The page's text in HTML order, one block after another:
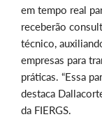
em tempo real
receberão
técnico,
empresas para
práticas. “Essa
destaca
da FIERGS.